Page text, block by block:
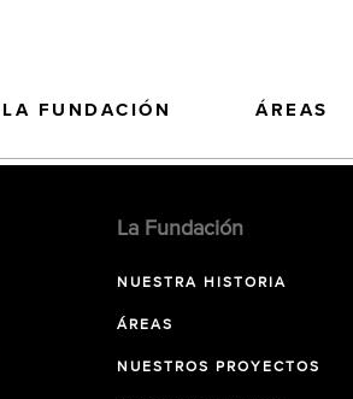
LA FUNDACIÓN ÁREAS
La Fundación
NUESTRA HISTORIA
ÁREAS
NUESTROS PROYECTOS